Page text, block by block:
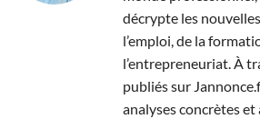
décrypte les
l’emploi, de la
l’entrepreneuriat. À
publiés sur
analyses concrètes et